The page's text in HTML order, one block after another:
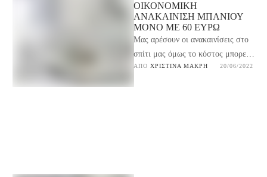
ΟΙΚΟΝΟΜΙΚΉ
ΑΝΑΚΑΊΝΙΣΗ ΜΠΆΝΙΟΥ
ΜΌΝΟ ΜΕ 60 ΕΥΡΏ
Μας αρέσουν οι ανακαινίσεις στο
σπίτι μας όμως το κόστος μπορεί
να μη το επιτρέπει. Δες εδώ μια …
ΑΠΌ ΧΡΙΣΤΊΝΑ ΜΑΚΡΉ 20/06/2022